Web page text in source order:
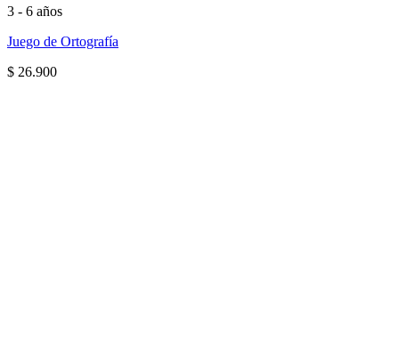
3 - 6 años
Juego de Ortografía
$ 26.900